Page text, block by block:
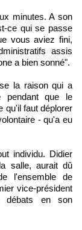
minutes. A son
ce qui se passe
vous aviez fini,
assis
a bien sonné".
la raison qui a
pendant que le
qu'il faut déplorer
- qu'a eu
individu. Didier
salle, aurait dû
l'ensemble de
vice-président
débats en son